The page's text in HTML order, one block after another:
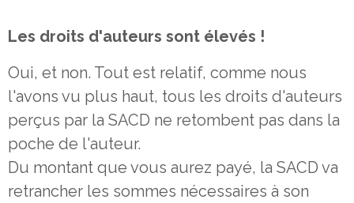
Les droits d'auteurs sont élevés !
Oui, et non. Tout est relatif, comme nous
l'avons vu plus haut, tous les droits d'auteurs
perçus par la SACD ne retombent pas dans la
poche de l'auteur.
Du montant que vous aurez payé, la SACD va
retrancher les sommes nécessaires à son